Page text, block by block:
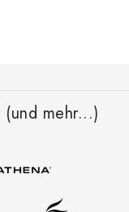
(und mehr...)